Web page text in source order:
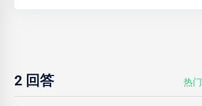
2 回答 热门